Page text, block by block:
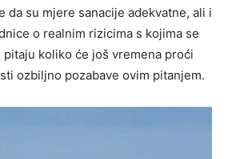
da su mjere sanacije adekvatne, ali i
o realnim rizicima s kojima se
pitaju koliko će još vremena proći
ozbiljno pozabave ovim pitanjem.